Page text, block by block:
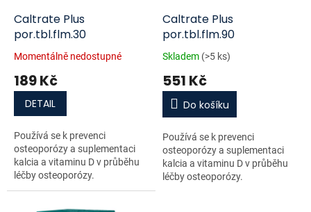
dCaltrate Plus
por.tbl.flm.30
Momentálně nedostupné
189 Kč
DETAIL
Používá se k prevenci
osteoporózy a suplementaci
kalcia a vitaminu D v průběhu
léčby osteoporózy.
Caltrate Plus
por.tbl.flm.90
Skladem (>5 ks)
551 Kč
Do košíku
Používá se k prevenci
osteoporózy a suplementaci
kalcia a vitaminu D v průběhu
léčby osteoporózy.